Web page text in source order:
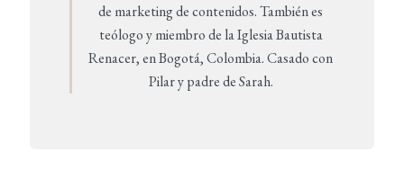
de marketing de contenidos. También es
teólogo y miembro de la Iglesia Bautista
Renacer, en Bogotá, Colombia. Casado con
Pilar y padre de Sarah.